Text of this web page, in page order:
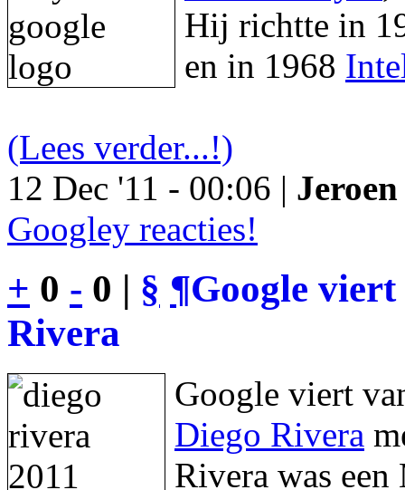
Hij richtte in
en in 1968
(Lees verder...!)
12 Dec '11 - 00:06 |
Googley reacties!
+ 0 - 0 | § ¶Google
Rivera
Google viert
Diego Rivera
Rivera was een